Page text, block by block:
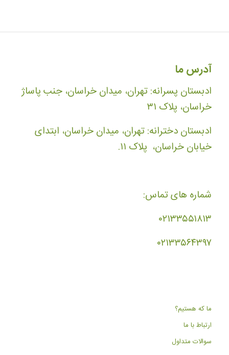
آدرس ما
ادبستان پسرانه: تهران، میدان خراسان، جنب پاساژ
خراسان، پلاک ۳۱
ادبستان دخترانه: تهران، میدان خراسان، ابتدای
خیابان خراسان، پلاک ۱۱.
شماره های تماس:
۰۲۱۳۳۵۵۱۸۱۳
۰۲۱۳۳۵۶۴۳۹۷
ما که هستیم؟
ارتباط با ما
سوالات متداول